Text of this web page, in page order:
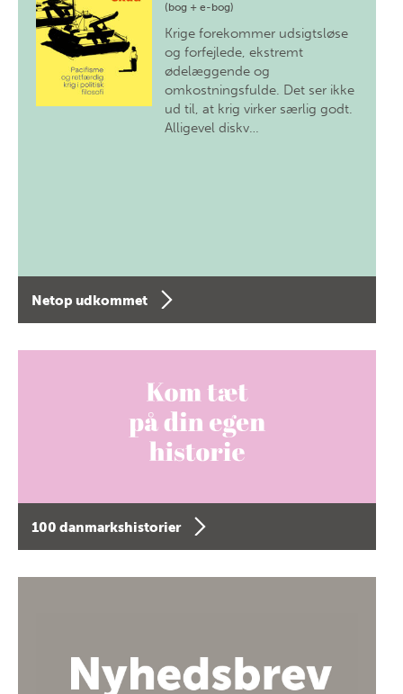
(bog + e-bog)
Krige forekommer udsigtsløse
og forfejlede, ekstremt
ødelæggende og
omkostningsfulde. Det ser ikke
ud til, at krig virker særlig godt.
Alligevel diskv…
Netop udkommet
100 danmarkshistorier